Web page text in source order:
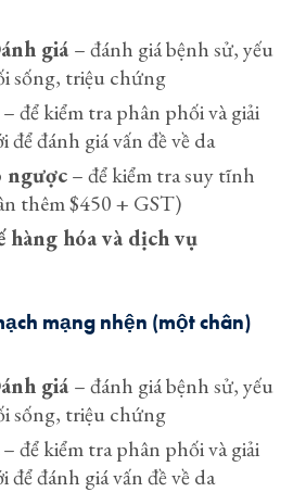
giá– đánh giá bệnh sử, yếu
sống, triệu chứng
– để kiểm tra phân phối và giải
để đánh giá vấn đề về da
ngược– để kiểm tra suy tĩnh
thêm $450 + GST)
hàng hóa và dịch vụ
mạng nhện (một chân)
giá– đánh giá bệnh sử, yếu
sống, triệu chứng
– để kiểm tra phân phối và giải
để đánh giá vấn đề về da